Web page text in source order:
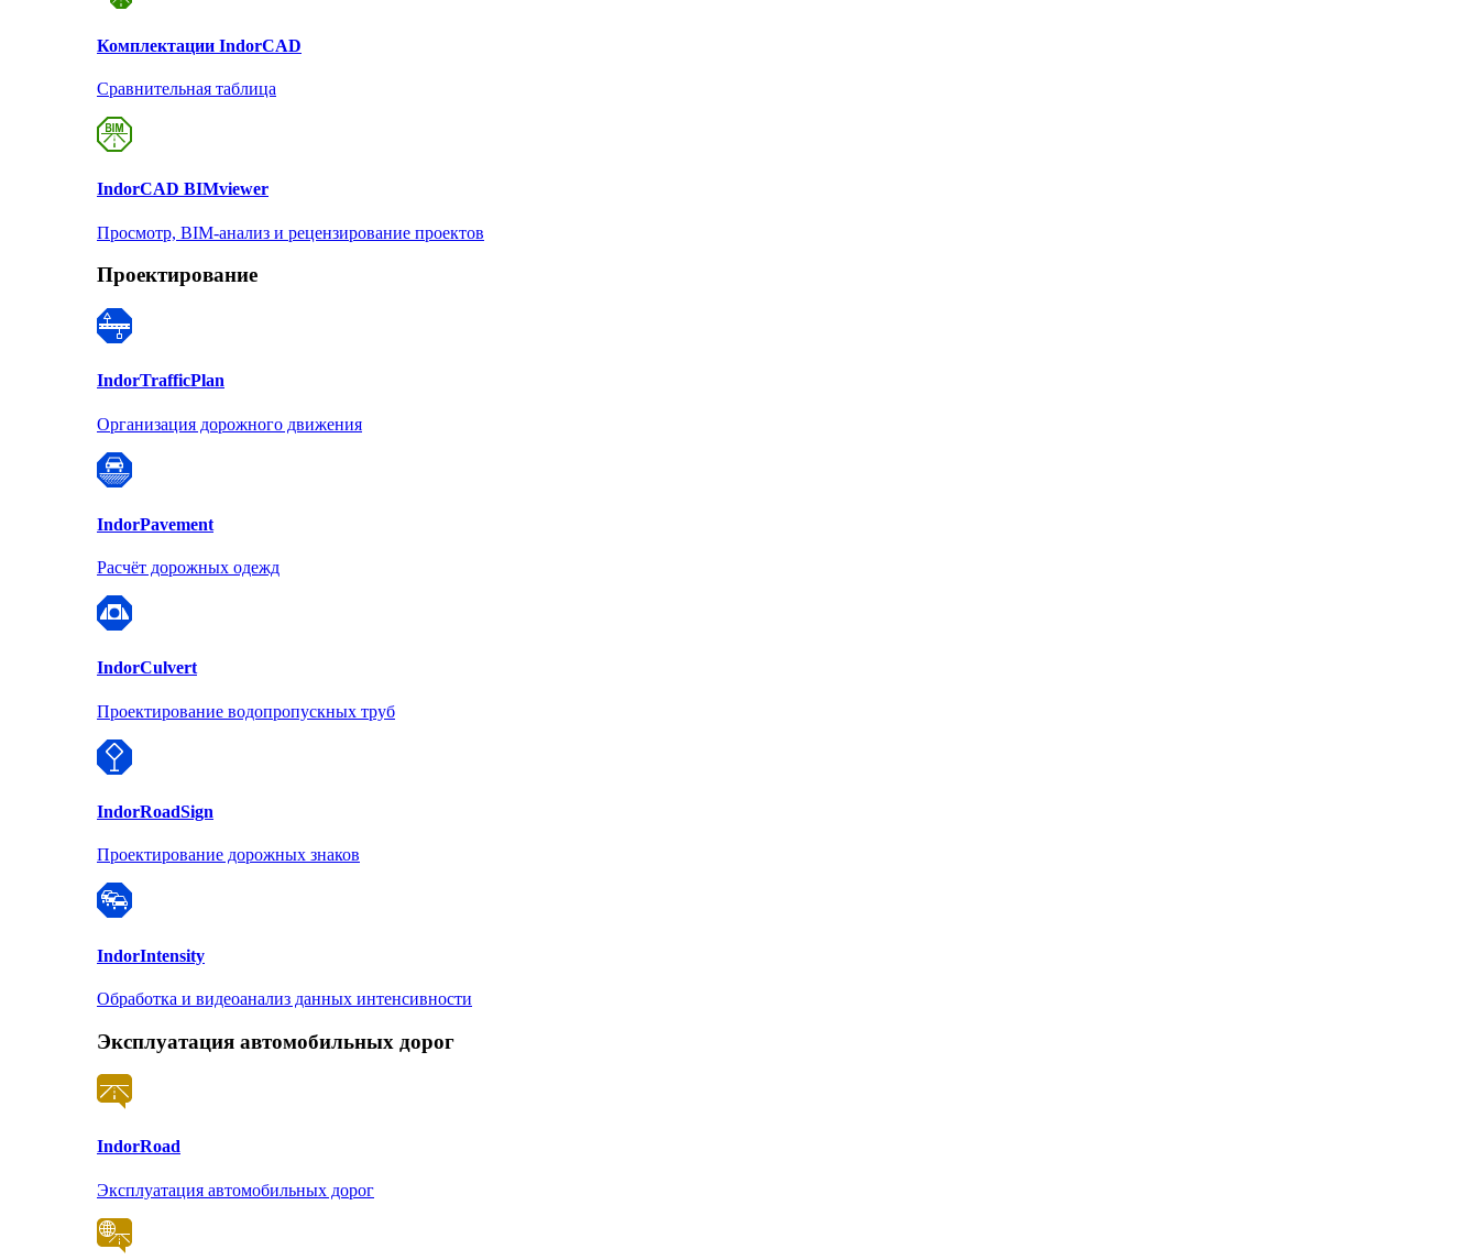
Комплектации IndorCAD
Сравнительная таблица
IndorCAD BIMviewer
Просмотр, BIM-анализ и рецензирование проектов
Проектирование
IndorTrafficPlan
Организация дорожного движения
IndorPavement
Расчёт дорожных одежд
IndorCulvert
Проектирование водопропускных труб
IndorRoadSign
Проектирование дорожных знаков
IndorIntensity
Обработка и видеоанализ данных интенсивности
Эксплуатация автомобильных дорог
IndorRoad
Эксплуатация автомобильных дорог